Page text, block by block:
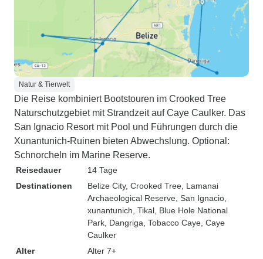
Natur & Tierwelt
Die Reise kombiniert Bootstouren im Crooked Tree
Naturschutzgebiet mit Strandzeit auf Caye Caulker. Das
San Ignacio Resort mit Pool und Führungen durch die
Xunantunich-Ruinen bieten Abwechslung. Optional:
Schnorcheln im Marine Reserve.
Reisedauer
14 Tage
Destinationen
Belize City, Crooked Tree , Lamanai
Archaeological Reserve , San Ignacio
xunantunich , Tikal , Blue Hole National
Park , Dangriga , Tobacco Caye , Caye
Caulker
Alter
Alter 7+